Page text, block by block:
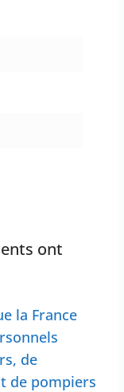
ont
la France
de
de pompiers